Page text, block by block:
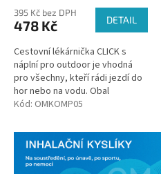
395 Kč bez DPH
478 Kč DETAIL
Cestovní lékárnička CLICK s
náplní pro outdoor je vhodná
pro všechny, kteří rádi jezdí do
hor nebo na vodu. Obal
lékárničky je voděodolný, lze ji
Kód: OMKOMP05